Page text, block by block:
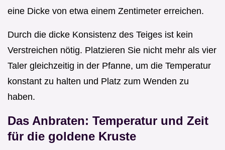
eine Dicke von etwa einem Zentimeter erreichen.
Durch die dicke Konsistenz des Teiges ist kein
Verstreichen nötig. Platzieren Sie nicht mehr als vier
Taler gleichzeitig in der Pfanne, um die Temperatur
konstant zu halten und Platz zum Wenden zu
haben.
Das Anbraten: Temperatur und Zeit
für die goldene Kruste